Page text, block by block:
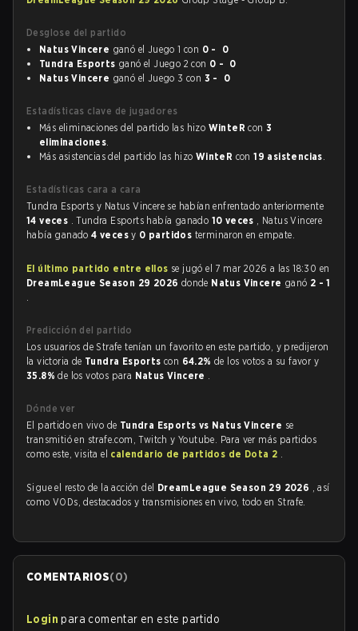
Desglose del partido
Natus Vincere ganó el Juego 1 con 0 - 0
Tundra Esports ganó el Juego 2 con 0 - 0
Natus Vincere ganó el Juego 3 con 3 - 0
Estadísticas clave de jugadores
Más eliminaciones del partido las hizo WinteR con3
eliminaciones.
Más asistencias del partido las hizo WinteR con19 asistencias.
Estadísticas cara a cara
Tundra Esports y Natus Vincere se habían enfrentado anteriormente
14 veces . Tundra Esports había ganado 10 veces , Natus Vincere
había ganado4 vecesy 0 partidos terminaron en empate.
El último partido entre ellos se jugó el 7 mar 2026 a las 18:30 en
DreamLeague Season 29 2026 donde Natus Vincere ganó 2 - 1
.
Predicción del partido
Los usuarios de Strafe tenían un favorito en este partido, y predijeron
la victoria de Tundra Esportscon 64.2%de los votos a su favor y
35.8%de los votos para Natus Vincere .
Dónde ver
El partido en vivo de Tundra Esports vs Natus Vincere se
transmitió en strafe.com, Twitch y Youtube. Para ver más partidos
como este, visita el calendario de partidos de Dota 2 .
Sigue el resto de la acción del DreamLeague Season 29 2026 , así
como VODs, destacados y transmisiones en vivo, todo en Strafe.
COMENTARIOS(0)
Login para comentar en este partido